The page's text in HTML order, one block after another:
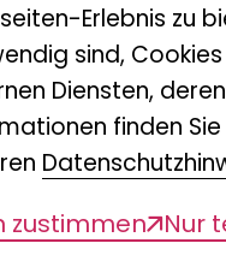
Name
Erlebnis zu
sind,
Diensten,
finden
zustimmen Nur